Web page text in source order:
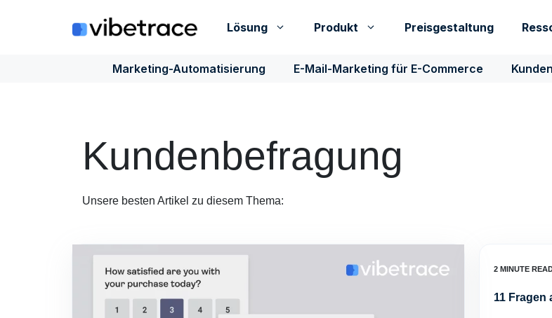
Lösung Produkt Preisgestaltung
Marketing-Automatisierung E-Mail-Marketing für E-Commerce
Kundenbefragung
Unsere besten Artikel zu diesem Thema:
11 Fragen